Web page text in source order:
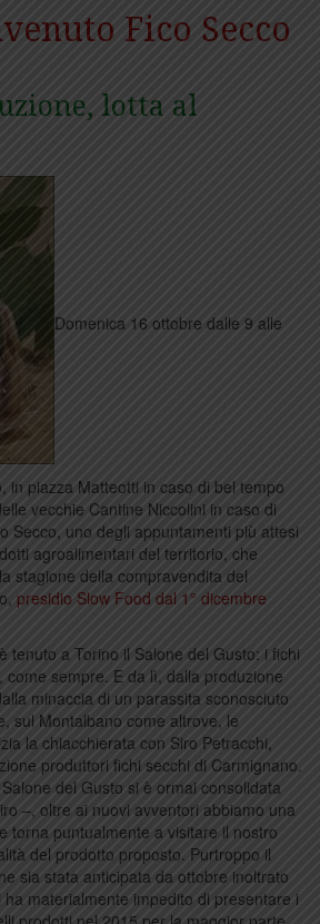
Fico Secco
lotta al
Domenica 16 ottobre dalle 9 alle
in piazza Matteotti in caso di bel tempo
vecchie Cantine Niccolini in caso di
Secco, uno degli appuntamenti più attesi
agroalimentari del territorio, che
stagione della compravendita del
presidio Slow Food dal 1° dicembre
tenuto a Torino il Salone del Gusto: i fichi
come sempre. E da lì, dalla produzione
minaccia di un parassita sconosciuto
sul Montalbano come altrove, le
la chiacchierata con Siro Petracchi,
produttori fichi secchi di Carmignano.
del Gusto si è ormai consolidata
–, oltre ai nuovi avventori abbiamo una
torna puntualmente a visitare il nostro
del prodotto proposto. Purtroppo il
sia stata anticipata da ottobre inoltrato
materialmente impedito di presentare i